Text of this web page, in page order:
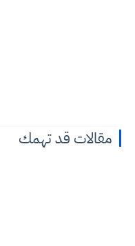
مقالات قد تهمك